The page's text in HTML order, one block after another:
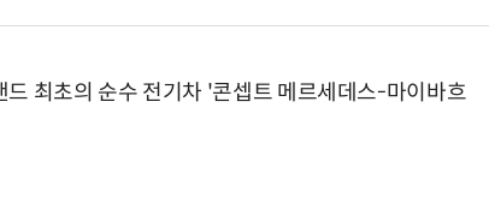
최초의 순수 전기차 '콘셉트 메르세데스-마이바흐